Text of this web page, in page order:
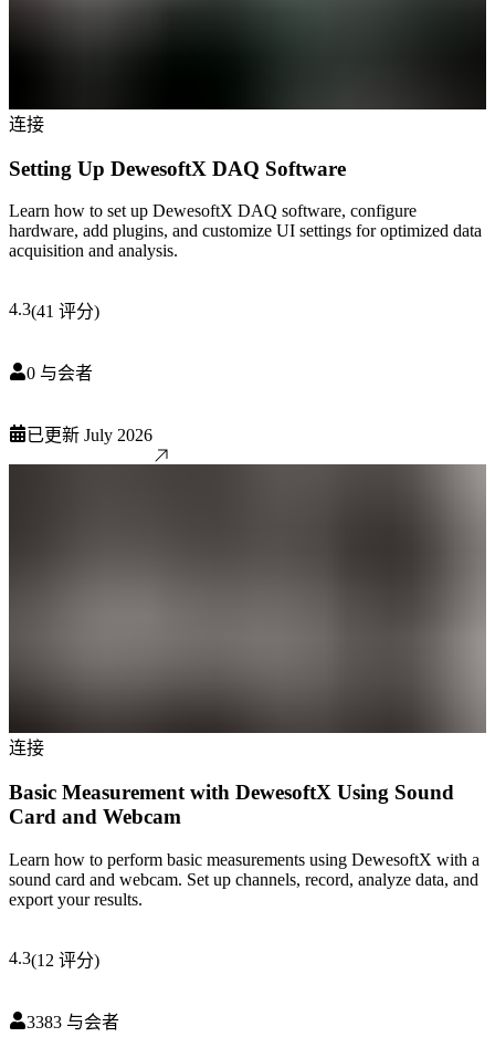
连接
Setting Up DewesoftX DAQ Software
Learn how to set up DewesoftX DAQ software, configure
hardware, add plugins, and customize UI settings for optimized data
acquisition and analysis.
4.3(41 评分)
0 与会者
已更新 July 2026
连接
Basic Measurement with DewesoftX Using Sound
Card and Webcam
Learn how to perform basic measurements using DewesoftX with a
sound card and webcam. Set up channels, record, analyze data, and
export your results.
4.3(12 评分)
3383 与会者